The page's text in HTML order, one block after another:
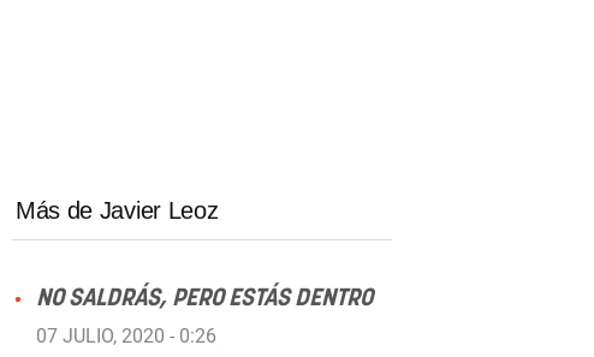
Más de Javier Leoz
NO SALDRÁS, PERO ESTÁS DENTRO
07 JULIO, 2020 - 0:26